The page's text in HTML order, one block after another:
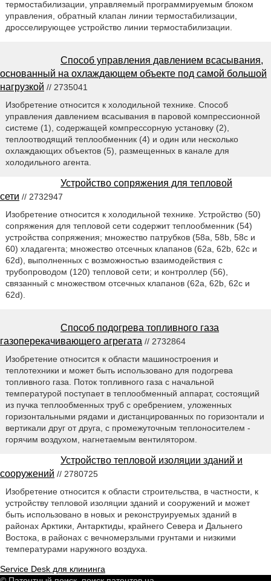
термостабилизации, управляемый программируемым блоком
управления, обратный клапан линии термостабилизации,
дросселирующее устройство линии термостабилизации.
Способ управления давлением всасывания,
основанный на охлаждающем объекте под самой большой
нагрузкой // 2735041
Изобретение относится к холодильной технике. Способ
управления давлением всасывания в паровой компрессионной
системе (1), содержащей компрессорную установку (2),
теплоотводящий теплообменник (4) и один или несколько
охлаждающих объектов (5), размещенных в канале для
холодильного агента.
Устройство сопряжения для тепловой
сети // 2732947
Изобретение относится к холодильной технике. Устройство (50)
сопряжения для тепловой сети содержит теплообменник (54)
устройства сопряжения; множество патрубков (58а, 58b, 58с и
60) хладагента; множество отсечных клапанов (62а, 62b, 62с и
62d), выполненных с возможностью взаимодействия с
трубопроводом (120) тепловой сети; и контроллер (56),
связанный с множеством отсечных клапанов (62а, 62b, 62с и
62d).
Способ подогрева топливного газа
газоперекачивающего агрегата // 2732864
Изобретение относится к области машиностроения и
теплотехники и может быть использовано для подогрева
топливного газа. Поток топливного газа с начальной
температурой поступает в теплообменный аппарат, состоящий
из пучка теплообменных труб с оребрением, уложенных
горизонтальными рядами и дистанцированных по горизонтали и
вертикали друг от друга, с промежуточным теплоносителем -
горячим воздухом, нагнетаемым вентилятором.
Устройство тепловой изоляции зданий и
сооружений // 2780725
Изобретение относится к области строительства, в частности, к
устройству тепловой изоляции зданий и сооружений и может
быть использовано в новых и реконструируемых зданий в
районах Арктики, Антарктиды, крайнего Севера и Дальнего
Востока, в районах с вечномерзлыми грунтами и низкими
температурами наружного воздуха.
Service Desk для клининга